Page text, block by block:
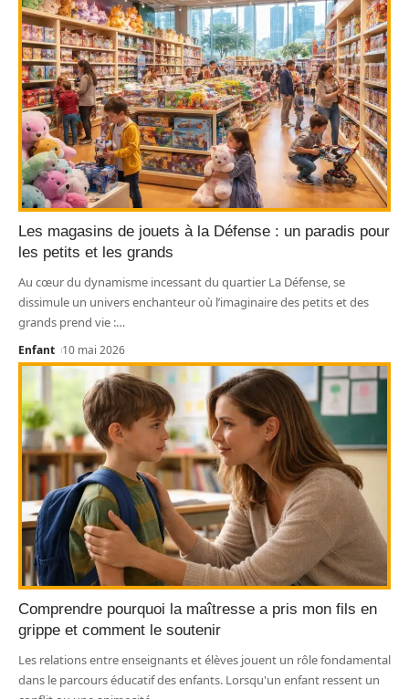
Les magasins de jouets à la Défense : un paradis pour
les petits et les grands
Au cœur du dynamisme incessant du quartier La Défense, se
dissimule un univers enchanteur où l’imaginaire des petits et des
grands prend vie :…
Enfant 10 mai 2026
Comprendre pourquoi la maîtresse a pris mon fils en
grippe et comment le soutenir
Les relations entre enseignants et élèves jouent un rôle fondamental
dans le parcours éducatif des enfants. Lorsqu'un enfant ressent un